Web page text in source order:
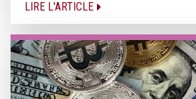
LIRE L'ARTICLE